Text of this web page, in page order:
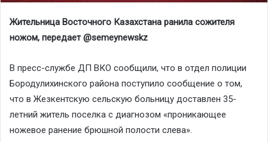
Жительница Восточного Казахстана ранила сожителя
ножом, передает @semeynewskz
В пресс-службе ДП ВКО сообщили, что в отдел полиции
Бородулихинского района поступило сообщение о том,
что в Жезкентскую сельскую больницу доставлен 35-
летний житель поселка с диагнозом «проникающее
ножевое ранение брюшной полости слева».